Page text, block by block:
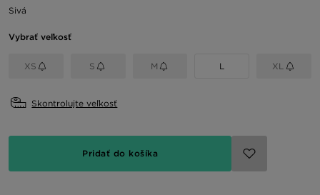
Sivá
Vybrať veľkosť
XS S M L XL
Skontrolujte veľkosť
Pridať do košíka